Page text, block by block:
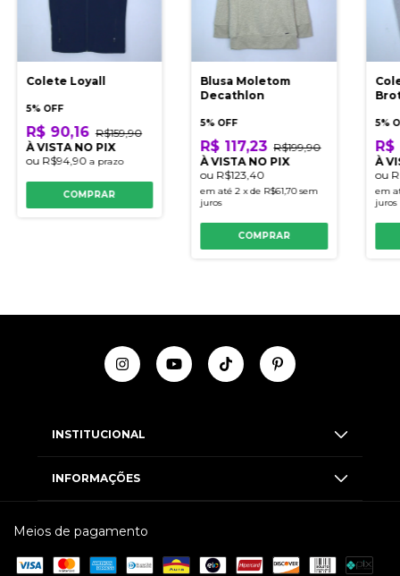
Colete Loyall
5% OFF
R$ 90,16 R$159,90
À VISTA NO PIX
ou R$94,90 a prazo
COMPRAR
Blusa Moletom
Decathlon
5% OFF
R$ 117,23 R$199,90
À VISTA NO PIX
ou R$123,40
em até2 xde R$61,70 sem
juros
COMPRAR
5%
R$
À
ou
em
juros
INSTITUCIONAL
INFORMAÇÕES
Meios de pagamento